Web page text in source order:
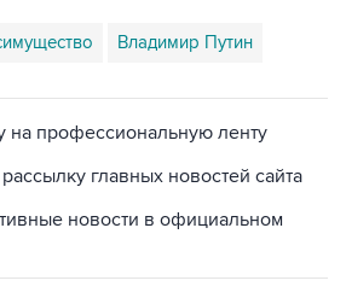
Владимир Путин
на профессиональную ленту
главных новостей сайта
новости в официальном